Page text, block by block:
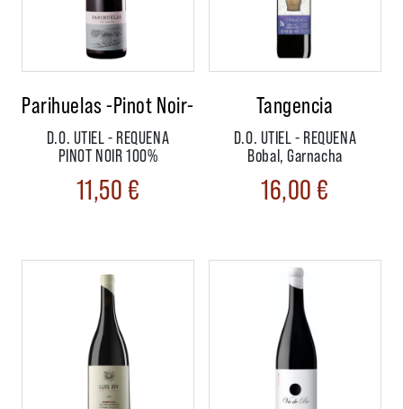
Parihuelas -Pinot Noir-
D.O. UTIEL - REQUENA
PINOT NOIR 100%
11,50€
Tangencia
D.O. UTIEL - REQUENA
Bobal, Garnacha
16,00€